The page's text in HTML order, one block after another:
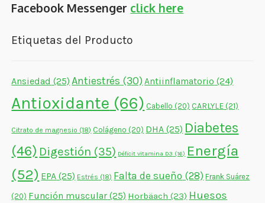
Facebook Messenger click here
Etiquetas del Producto
Ansiedad (25) Antiestrés (30)Antiinflamatorio (24)
Antioxidante (66) Cabello (20) CARLYLE(21)
Citrato de magnesio (18) Colágeno (20) DHA (25) Diabetes
(46) Digestión (35) Déficit vitamina D3 (16) Energía
(52) EPA (25) Estrés (18) Falta de sueño (28) Frank Suárez
(20) Función muscular (25) Horbäach (23) Huesos